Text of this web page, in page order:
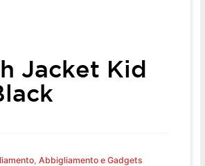
Jacket Kid
,Abbigliamento e Gadgets